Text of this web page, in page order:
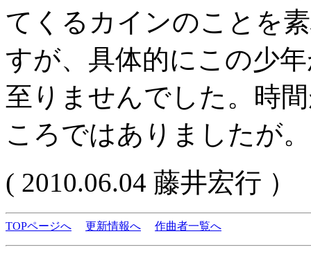
てくるカインのことを
すが、具体的にこの少
至りませんでした。時
ころではありましたが。
( 2010.06.04 藤井宏行 ）
TOPページへ 更新情報へ 作曲者一覧へ